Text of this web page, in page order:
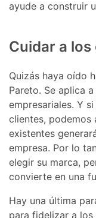
ayude a construir
Cuidar a
Quizás haya oído
Pareto. Se aplica
empresariales. Y
clientes, podemos
existentes
empresa. Por lo
elegir su marca,
convierte en una
Hay una última
para fidelizar a